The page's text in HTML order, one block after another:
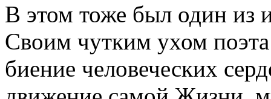
В этом тоже был один из
Своим чутким ухом
биение человеческих